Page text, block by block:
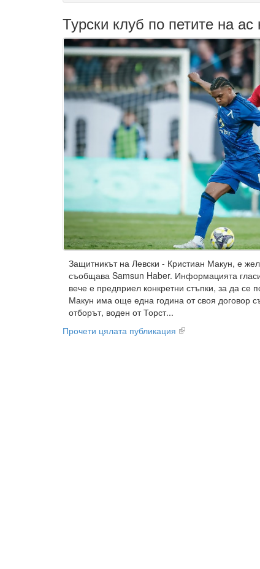
Турски клуб по петите на ас
Защитникът на Левски - Кристиан Макун, е
съобщава Samsun Haber. Информацията
вече е предприел конкретни стъпки, за да се
Макун има още една година от своя договор
отборът, воден от Торст...
Прочети цялата публикация